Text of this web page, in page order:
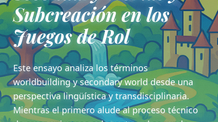
Subcreación en los
Juegos de Rol
Este ensayo analiza los términos
worldbuilding y secondary world desde una
perspectiva lingüística y transdisciplinaria.
Mientras el primero alude al proceso técnico